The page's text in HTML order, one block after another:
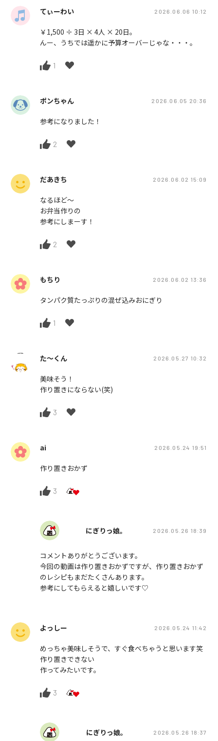
てぃーわい 2026.06.06 10:12
￥1,500 ÷ 3日 × 4人 × 20日。
んー、うちでは遥かに予算オーバーじゃな・・・。
1
ポンちゃん 2026.06.05 20:36
参考になりました！
2
だあきち 2026.06.02 15:09
なるほど〜
お弁当作りの
参考にしまーす！
2
もちり 2026.06.02 13:36
タンパク質たっぷりの混ぜ込みおにぎり
1
た〜くん 2026.05.27 10:32
美味そう！
作り置きにならない(笑)
3
ai 2026.05.24 19:51
作り置きおかず
3
にぎりっ娘。 2026.05.26 18:39
コメントありがとうございます。
今回の動画は作り置きおかずですが、作り置きおかず
のレシピもまだたくさんあります。
参考にしてもらえると嬉しいです♡
よっしー 2026.05.24 11:42
めっちゃ美味しそうで、すぐ食べちゃうと思います笑
作り置きできない
作ってみたいです。
3
にぎりっ娘。 2026.05.26 18:37